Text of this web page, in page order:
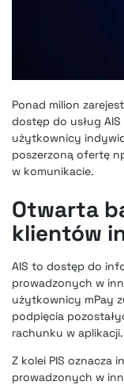
Ponad milion
dostęp do usług
użytkownicy
poszerzoną ofertę
w komunikacie.
Otwarta
klientów
AIS to dostęp do
prowadzonych w
użytkownicy mPay
podpięcia
rachunku w aplikacji.
Z kolei PIS oznacza
prowadzonych w